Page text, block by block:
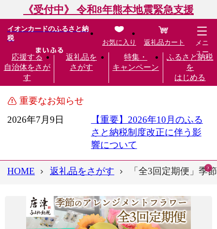
《受付中》 令和8年熊本地震緊急支援
イオンカードのふるさと納
税
応援する
自治体をさが
す
返礼品を
さがす
特集・
キャンペーン
ふるさと納税
を
はじめる
お気に入り 返礼品カート
メニ
ュー
重要なお知らせ
2026年7月9日
【重要】2026年10月のふる
さと納税制度改正に伴う影
響について
HOME 返礼品をさがす 「全3回定期便」季